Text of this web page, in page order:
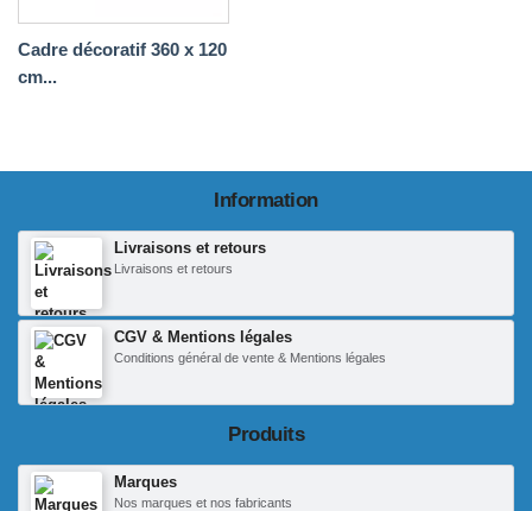
Cadre décoratif 360 x 120
cm...
Information
Livraisons et retours
Livraisons et retours
CGV & Mentions légales
Conditions général de vente & Mentions légales
Produits
Marques
Nos marques et nos fabricants